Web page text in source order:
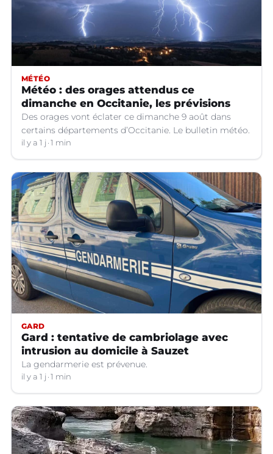
MÉTÉO
Météo : des orages attendus ce
dimanche en Occitanie, les prévisions
Des orages vont éclater ce dimanche 9 août dans
certains départements d’Occitanie. Le bulletin météo.
il y a 1 j 1 min
GARD
Gard : tentative de cambriolage avec
intrusion au domicile à Sauzet
La gendarmerie est prévenue.
il y a 1 j 1 min